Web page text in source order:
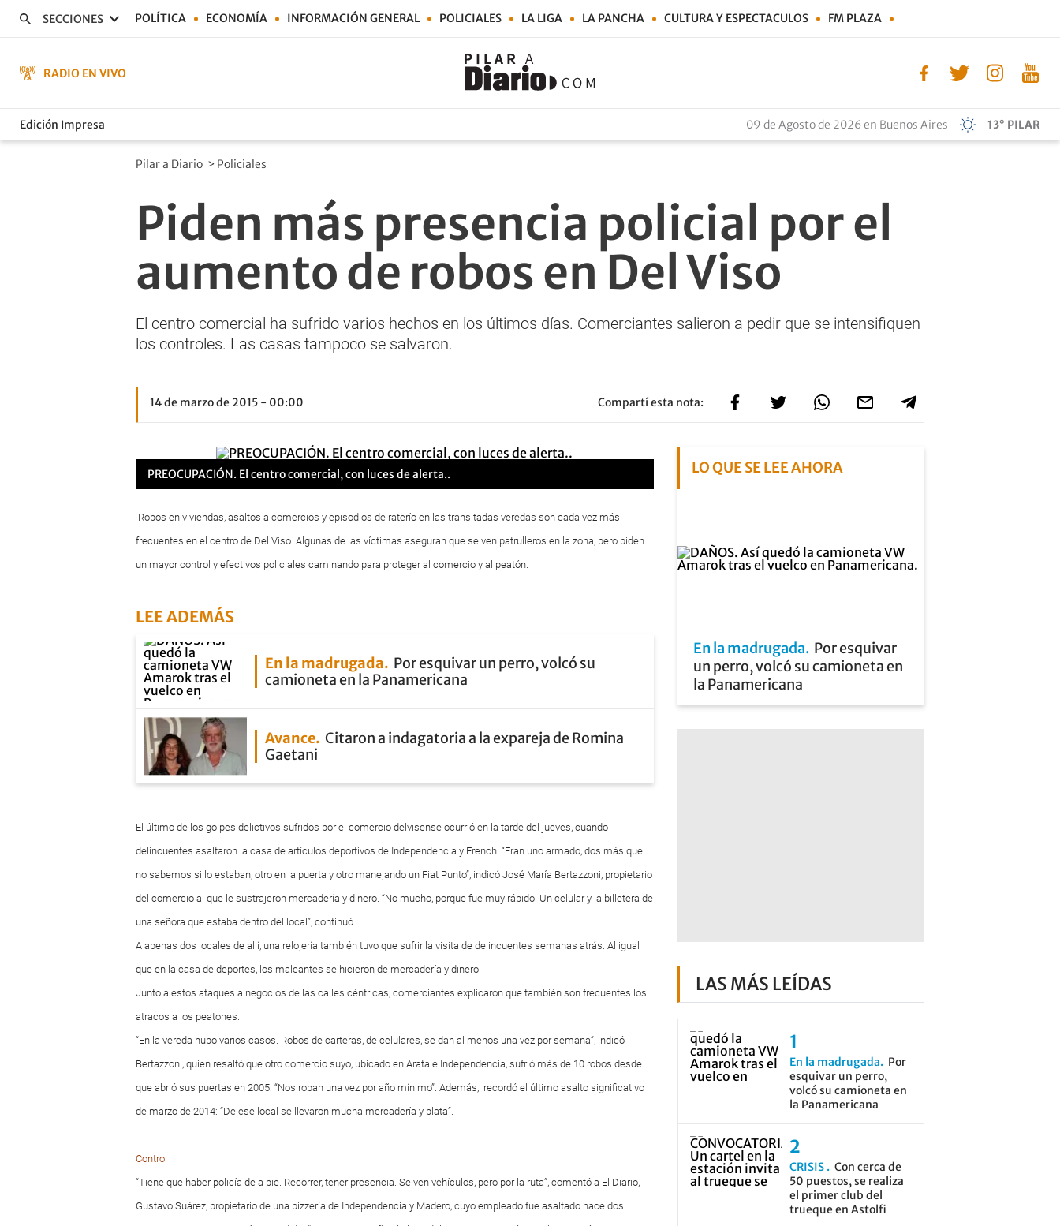
SECCIONES POLÍTICA ECONOMÍA INFORMACIÓN GENERAL POLICIALES LA LIGA LA PANCHA CULTURA Y ESPECTACULOS FM PLAZA
RADIO EN VIVO
Edición Impresa 09 de Agosto de 2026 en Buenos Aires 13° PILAR
Pilar a Diario > Policiales
Piden más presencia policial por el
aumento de robos en Del Viso
El centro comercial ha sufrido varios hechos en los últimos días. Comerciantes salieron a pedir que se intensifiquen
los controles. Las casas tampoco se salvaron.
14 de marzo de 2015 - 00:00 Compartí esta nota:
PREOCUPACIÓN. El centro comercial, con luces de alerta..
Robos en viviendas, asaltos a comercios y episodios de raterío en las transitadas veredas son cada vez más
frecuentes en el centro de Del Viso. Algunas de las víctimas aseguran que se ven patrulleros en la zona, pero piden
un mayor control y efectivos policiales caminando para proteger al comercio y al peatón.
LEE ADEMÁS
En la madrugada
Por esquivar un perro, volcó su
camioneta en la Panamericana
Avance Citaron a indagatoria a la expareja de Romina
Gaetani
El último de los golpes delictivos sufridos por el comercio delvisense ocurrió en la tarde del jueves, cuando
delincuentes asaltaron la casa de artículos deportivos de Independencia y French. “Eran uno armado, dos más que
no sabemos si lo estaban, otro en la puerta y otro manejando un Fiat Punto”, indicó José María Bertazzoni, propietario
del comercio al que le sustrajeron mercadería y dinero. “No mucho, porque fue muy rápido. Un celular y la billetera de
una señora que estaba dentro del local”, continuó.
A apenas dos locales de allí, una relojería también tuvo que sufrir la visita de delincuentes semanas atrás. Al igual
que en la casa de deportes, los maleantes se hicieron de mercadería y dinero.
Junto a estos ataques a negocios de las calles céntricas, comerciantes explicaron que también son frecuentes los
atracos a los peatones.
“En la vereda hubo varios casos. Robos de carteras, de celulares, se dan al menos una vez por semana”, indicó
Bertazzoni, quien resaltó que otro comercio suyo, ubicado en Arata e Independencia, sufrió más de 10 robos desde
que abrió sus puertas en 2005: “Nos roban una vez por año mínimo”. Además, recordó el último asalto significativo
de marzo de 2014: “De ese local se llevaron mucha mercadería y plata”.
Control
“Tiene que haber policía de a pie. Recorrer, tener presencia. Se ven vehículos, pero por la ruta”, comentó a El Diario,
Gustavo Suárez, propietario de una pizzería de Independencia y Madero, cuyo empleado fue asaltado hace dos
LO QUE SE LEE AHORA
En la madrugada Por esquivar
un perro, volcó su camioneta en
la Panamericana
LAS MÁS LEÍDAS
En la madrugada
Por
esquivar un perro,
volcó su camioneta en
la Panamericana
CRISIS
Con cerca de
50 puestos, se realiza
el primer club del
trueque en Astolfi